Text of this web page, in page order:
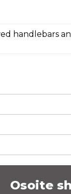
handlebars
Osoite